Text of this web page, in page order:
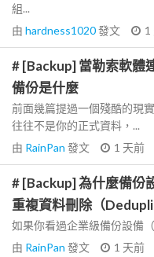
組...
由 hardness1020發文 1
# [Backup] 當勒索軟體
備份是什麼
前面幾篇提過一個殘酷的現
往往不是你的正式資料，...
由 RainPan 發文 1 天前
# [Backup] 為什麼備份
重複資料刪除（
如果你看過企業級備份設備
由 RainPan 發文 1 天前